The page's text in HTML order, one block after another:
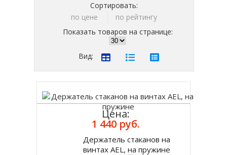
Сортировать:
по цене
по рейтингу
Показать товаров на странице:
Вид:
Цена:
1 440 руб.
Держатель стаканов на
винтах AEL, на пружине